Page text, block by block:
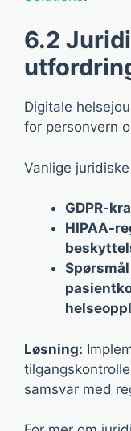
6.2
Digitale
for personvern
Vanlige
GDPR-
HIPAA-
Løsning:
samsvar med